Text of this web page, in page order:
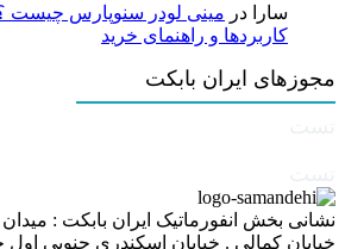
سارا در
کاربردها و راهنمای خرید
مجوزهای ایران بابکت
نشانی بخش انفورماتیک ایران بابکت :